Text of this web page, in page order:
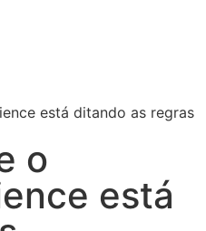
o
está